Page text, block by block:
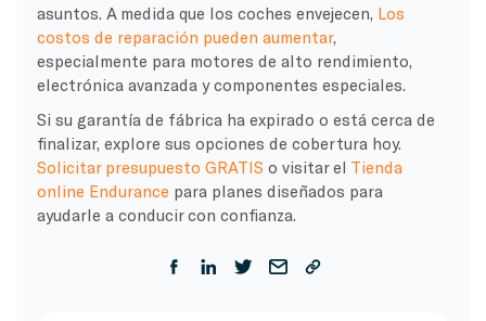
asuntos. A medida que los coches envejecen, Los
costos de reparación pueden aumentar,
especialmente para motores de alto rendimiento,
electrónica avanzada y componentes especiales.
Si su garantía de fábrica ha expirado o está cerca de
finalizar, explore sus opciones de cobertura hoy.
Solicitar presupuesto GRATIS o visitar el Tienda
online Endurance para planes diseñados para
ayudarle a conducir con confianza.